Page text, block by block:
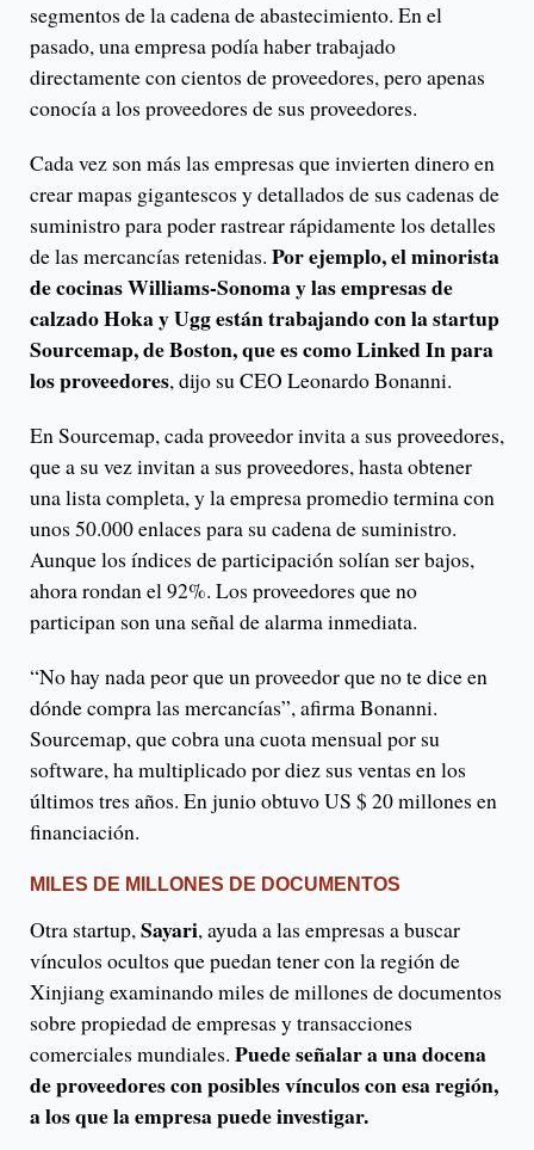
segmentos de la cadena de abastecimiento. En el
pasado, una empresa podía haber trabajado
directamente con cientos de proveedores, pero apenas
conocía a los proveedores de sus proveedores.
Cada vez son más las empresas que invierten dinero en
crear mapas gigantescos y detallados de sus cadenas de
suministro para poder rastrear rápidamente los detalles
de las mercancías retenidas. Por ejemplo, el minorista
de cocinas Williams-Sonoma y las empresas de
calzado Hoka y Ugg están trabajando con la startup
Sourcemap, de Boston, que es como Linked In para
los proveedores, dijo su CEO Leonardo Bonanni.
En Sourcemap, cada proveedor invita a sus proveedores,
que a su vez invitan a sus proveedores, hasta obtener
una lista completa, y la empresa promedio termina con
unos 50.000 enlaces para su cadena de suministro.
Aunque los índices de participación solían ser bajos,
ahora rondan el 92%. Los proveedores que no
participan son una señal de alarma inmediata.
“No hay nada peor que un proveedor que no te dice en
dónde compra las mercancías”, afirma Bonanni.
Sourcemap, que cobra una cuota mensual por su
software, ha multiplicado por diez sus ventas en los
últimos tres años. En junio obtuvo US $ 20 millones en
financiación.
MILES DE MILLONES DE DOCUMENTOS
Otra startup,Sayari, ayuda a las empresas a buscar
vínculos ocultos que puedan tener con la región de
Xinjiang examinando miles de millones de documentos
sobre propiedad de empresas y transacciones
comerciales mundiales. Puede señalar a una docena
de proveedores con posibles vínculos con esa región,
a los que la empresa puede investigar.